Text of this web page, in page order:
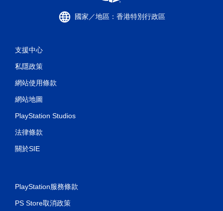
國家／地區：香港特別行政區
支援中心
私隱政策
網站使用條款
網站地圖
PlayStation Studios
法律條款
關於SIE
PlayStation服務條款
PS Store取消政策